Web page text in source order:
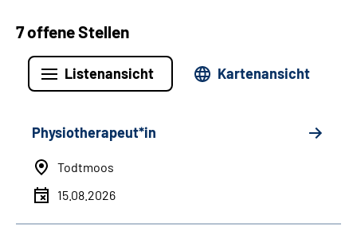
7 offene Stellen
Listenansicht Kartenansicht
Physiotherapeut*in
Todtmoos
15.08.2026